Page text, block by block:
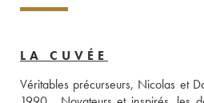
LA CUVÉE
Véritables précurseurs, Nicolas et